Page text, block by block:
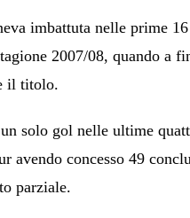
imbattuta nelle prime
2007/08, quando a
il titolo.
solo gol nelle ultime
avendo concesso 49
parziale.